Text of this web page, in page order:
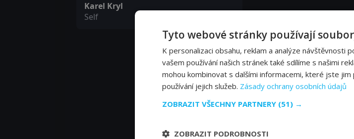
Karel Kryl
Self
Tyto webové stránky používají
K personalizaci obsahu, reklam a analýze návštěvnosti
vašem používání našich stránek také sdílíme s našimi
mohou kombinovat s dalšími informacemi, které jste
používání jejich služeb. Zásady ochrany osobních údajů
ZOBRAZIT VŠECHNY PARTNERY (51) →
ZOBRAZIT PODROBNOSTI